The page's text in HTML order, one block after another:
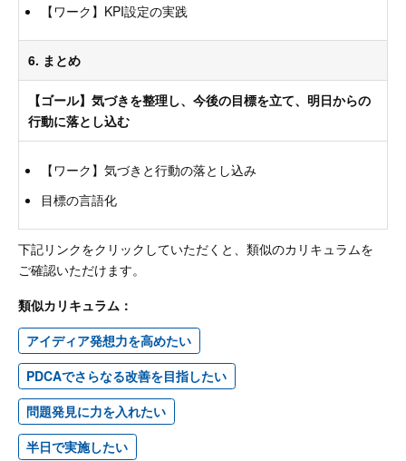
【ワーク】KPI設定の実践
6. まとめ
【ゴール】気づきを整理し、今後の目標を立て、明日からの
行動に落とし込む
【ワーク】気づきと行動の落とし込み
目標の言語化
下記リンクをクリックしていただくと、類似のカリキュラムを
ご確認いただけます。
類似カリキュラム：
アイディア発想力を高めたい
PDCAでさらなる改善を目指したい
問題発見に力を入れたい
半日で実施したい